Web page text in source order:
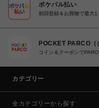
ポケパル払い
初回登録＆お買物で最大
POCKET PARCO（
コイン＆クーポンで
カテゴリー
全カテゴリーから探す